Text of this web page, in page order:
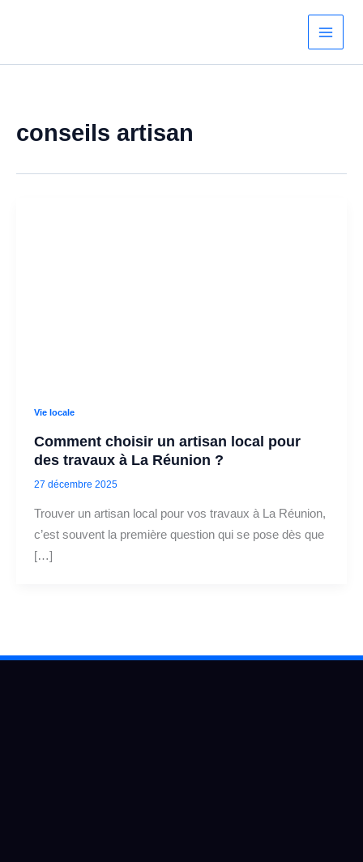
conseils artisan
Vie locale
Comment choisir un artisan local pour
des travaux à La Réunion ?
27 décembre 2025
Trouver un artisan local pour vos travaux à La Réunion,
c’est souvent la première question qui se pose dès que
[…]